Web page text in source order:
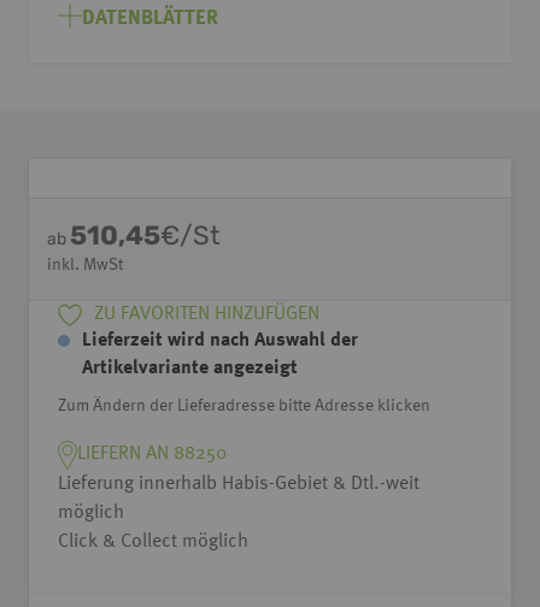
DATENBLÄTTER
ab 510,45€/St
inkl. MwSt
ZU FAVORITEN HINZUFÜGEN
Lieferzeit wird nach Auswahl der
Artikelvariante angezeigt
Zum Ändern der Lieferadresse bitte Adresse klicken
LIEFERN AN 88250
Lieferung innerhalb Habis-Gebiet & Dtl.-weit
möglich
Click & Collect möglich